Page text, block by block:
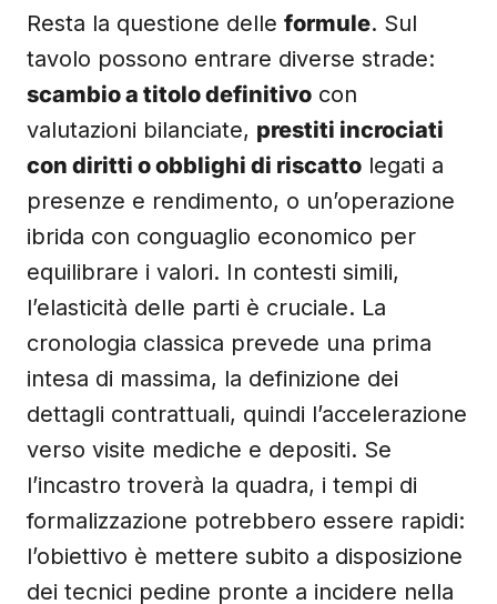
Resta la questione delle formule. Sul
tavolo possono entrare diverse strade:
scambio a titolo definitivo con
valutazioni bilanciate, prestiti incrociati
con diritti o obblighi di riscatto legati a
presenze e rendimento, o un’operazione
ibrida con conguaglio economico per
equilibrare i valori. In contesti simili,
l’elasticità delle parti è cruciale. La
cronologia classica prevede una prima
intesa di massima, la definizione dei
dettagli contrattuali, quindi l’accelerazione
verso visite mediche e depositi. Se
l’incastro troverà la quadra, i tempi di
formalizzazione potrebbero essere rapidi:
l’obiettivo è mettere subito a disposizione
dei tecnici pedine pronte a incidere nella